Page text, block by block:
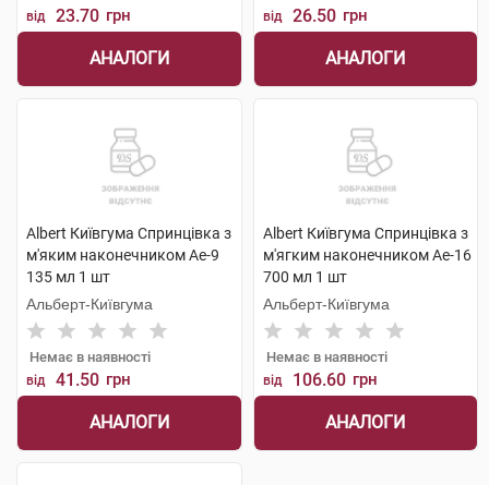
від 23.70 грн
АНАЛОГИ
від 26.50 грн
АНАЛОГИ
Albert Київгума Спринцівка з
м'яким наконечником Ае-9
135 мл 1 шт
Альберт-Київгума
Немає в наявності
від 41.50 грн
АНАЛОГИ
Albert Київгума Спринцівка з
м'ягким наконечником Ае-16
700 мл 1 шт
Альберт-Київгума
Немає в наявності
від 106.60 грн
АНАЛОГИ